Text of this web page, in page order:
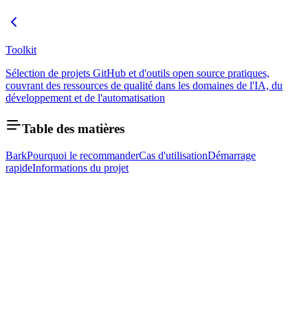
Toolkit
Sélection de projets GitHub et d'outils open source pratiques,
couvrant des ressources de qualité dans les domaines de l'IA, du
développement et de l'automatisation
Table des matières
BarkPourquoi le recommanderCas d'utilisationDémarrage
rapideInformations du projet